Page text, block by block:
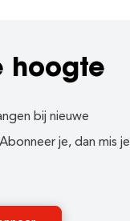
hoogte
bij nieuwe
je, dan mis je